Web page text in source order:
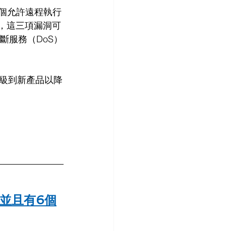
允許遠程執行
這三項漏洞可
服務（DoS）
到新產品以降
且有6個